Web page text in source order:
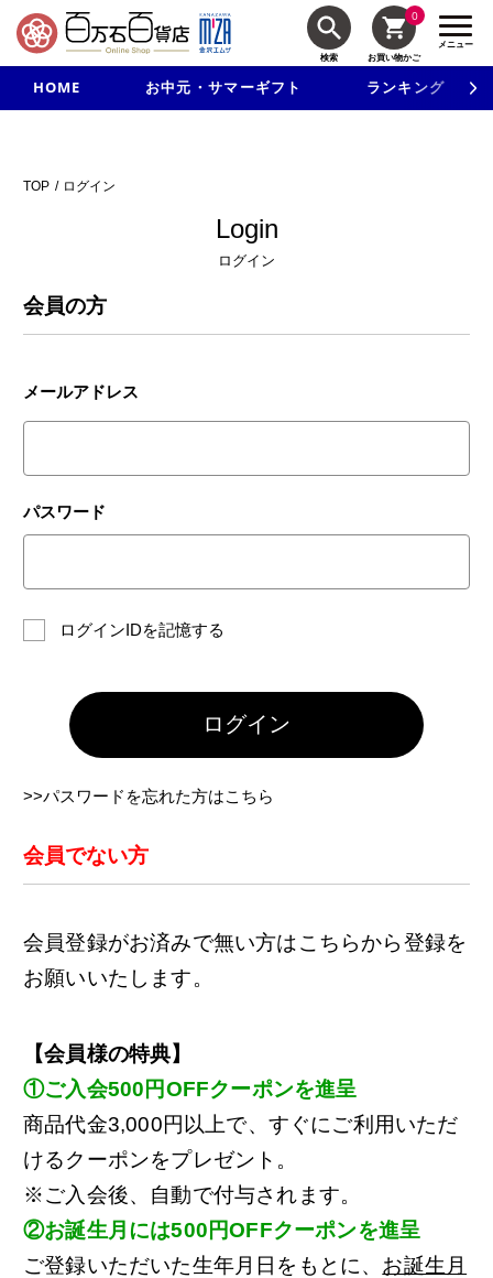
検索
0
お買い物かご
メニュー
HOME お中元・サマーギフト ランキング
新規入会で3千円以上で使える500円クーポンを進呈！
TOP ログイン
Login
ログイン
会員の方
メールアドレス
パスワード
ログインIDを記憶する
ログイン
>>パスワードを忘れた方はこちら
会員でない方
会員登録がお済みで無い方はこちらから登録を
お願いいたします。
【会員様の特典】
①ご入会500円OFFクーポンを進呈
商品代金3,000円以上で、すぐにご利用いただ
けるクーポンをプレゼント。
※ご入会後、自動で付与されます。
②お誕生月には500円OFFクーポンを進呈
ご登録いただいた生年月日をもとに、 お誕生月